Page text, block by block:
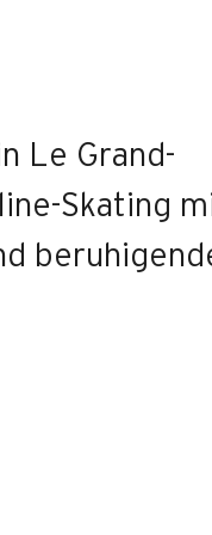
Le Grand-
Skating